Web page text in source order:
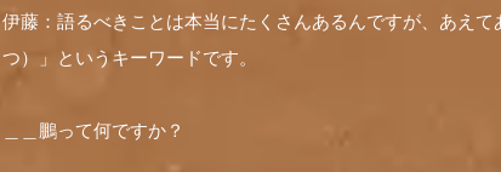
伊藤：語るべきことは本当にたくさんあるんですが、あえ
つ）」というキーワードです。
＿＿鵬って何ですか？